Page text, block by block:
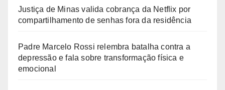
Justiça de Minas valida cobrança da Netflix por
compartilhamento de senhas fora da residência
Padre Marcelo Rossi relembra batalha contra a
depressão e fala sobre transformação física e
emocional